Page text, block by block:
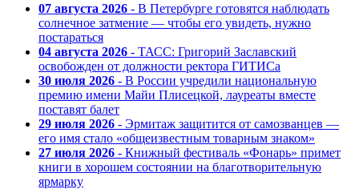
07 августа 2026 - В Петербурге готовятся наблюдать
солнечное затмение — чтобы его увидеть, нужно
постараться
04 августа 2026 - ТАСС: Григорий Заславский
освобожден от должности ректора ГИТИСа
30 июля 2026 - В России учредили национальную
премию имени Майи Плисецкой, лауреаты вместе
поставят балет
29 июля 2026 - Эрмитаж защитится от самозванцев —
его имя стало «общеизвестным товарным знаком»
27 июля 2026 - Книжный фестиваль «Фонарь» примет
книги в хорошем состоянии на благотворительную
ярмарку